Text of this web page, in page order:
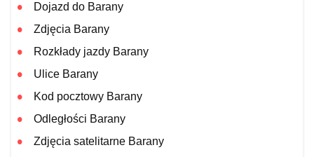
Dojazd do Barany
Zdjęcia Barany
Rozkłady jazdy Barany
Ulice Barany
Kod pocztowy Barany
Odległości Barany
Zdjęcia satelitarne Barany